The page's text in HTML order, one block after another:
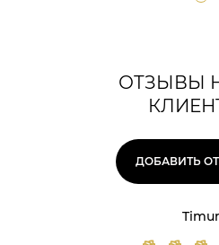
ОТЗЫВЫ
ДОБАВИТЬ
Timur